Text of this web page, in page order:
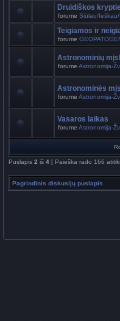
Druidiškos
forume Siūlau/
Teigiamos ir
forume
Astronominių
forume Astronomija-
Astronominės
forume Astronomija-
Vasaros laikas
forume Astronomija-
Puslapis 2 iš 4 [ Paieška rado 166
Pagrindinis diskusijų puslapis